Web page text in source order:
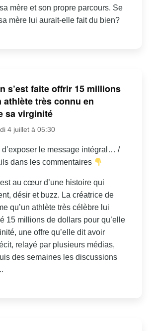
sa mère et son propre parcours. Se
mère lui aurait-elle fait du bien?
s’est faite offrir 15 millions
athlète très connu en
sa virginité
4 juillet à 05:30
d’exposer le message intégral… /
dans les commentaires
au cœur d’une histoire qui
désir et buzz. La créatrice de
qu’un athlète très célèbre lui
15 millions de dollars pour qu’elle
une offre qu’elle dit avoir
relayé par plusieurs médias,
des semaines les discussions